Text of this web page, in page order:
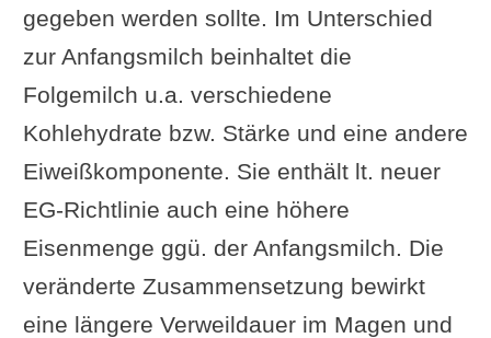
gegeben werden sollte. Im Unterschied
zur Anfangsmilch beinhaltet die
Folgemilch u.a. verschiedene
Kohlehydrate bzw. Stärke und eine andere
Eiweißkomponente. Sie enthält lt. neuer
EG-Richtlinie auch eine höhere
Eisenmenge ggü. der Anfangsmilch. Die
veränderte Zusammensetzung bewirkt
eine längere Verweildauer im Magen und